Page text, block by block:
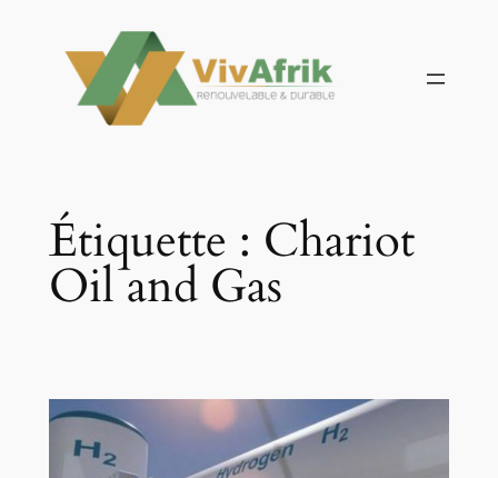
contenu
Étiquette : Chariot
Oil and Gas